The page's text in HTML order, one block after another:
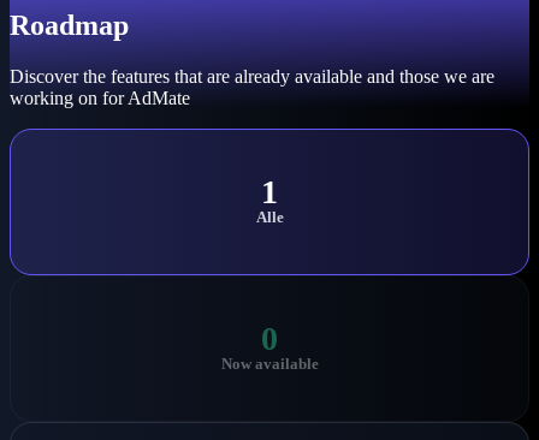
Roadmap
Discover the features that are already available and those we are
working on for AdMate
1
Alle
0
Now available